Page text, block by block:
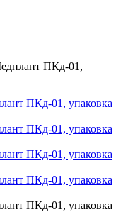
ПКд-01,